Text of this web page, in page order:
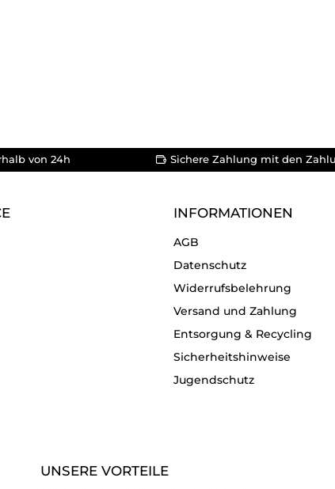
von 24h Sichere Zahlung mit den
INFORMATIONEN
AGB
Datenschutz
Widerrufsbelehrung
Versand und Zahlung
Entsorgung & Recycling
Sicherheitshinweise
Jugendschutz
UNSERE VORTEILE